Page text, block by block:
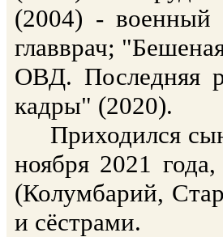
(2004) - военный
главврач;
ОВД. Последняя
кадры" (2020).
Приходился
ноября 2021
(Колумбарий,
и сёстрами.